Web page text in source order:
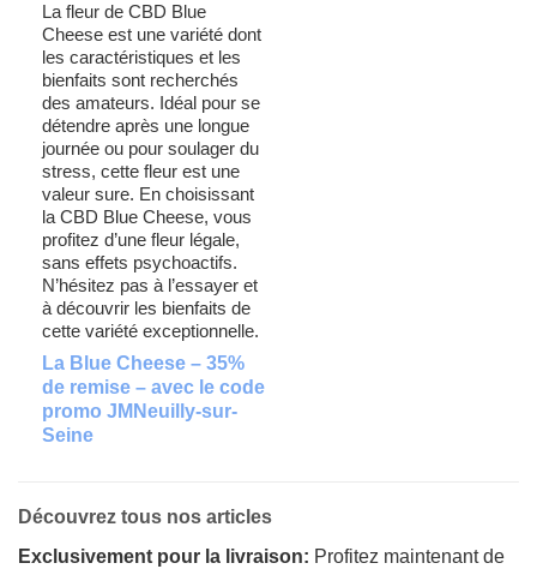
La fleur de CBD Blue
Cheese est une variété dont
les caractéristiques et les
bienfaits sont recherchés
des amateurs. Idéal pour se
détendre après une longue
journée ou pour soulager du
stress, cette fleur est une
valeur sure. En choisissant
la CBD Blue Cheese, vous
profitez d’une fleur légale,
sans effets psychoactifs.
N’hésitez pas à l’essayer et
à découvrir les bienfaits de
cette variété exceptionnelle.
La Blue Cheese – 35%
de remise – avec le code
promo JMNeuilly-sur-
Seine
Découvrez tous nos articles
Exclusivement pour la livraison: Profitez maintenant de